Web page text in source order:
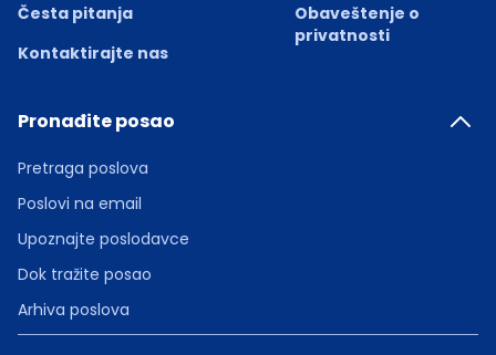
Česta pitanja
Kontaktirajte nas
Obaveštenje o
privatnosti
Pronađite posao
Pretraga poslova
Poslovi na email
Upoznajte poslodavce
Dok tražite posao
Arhiva poslova